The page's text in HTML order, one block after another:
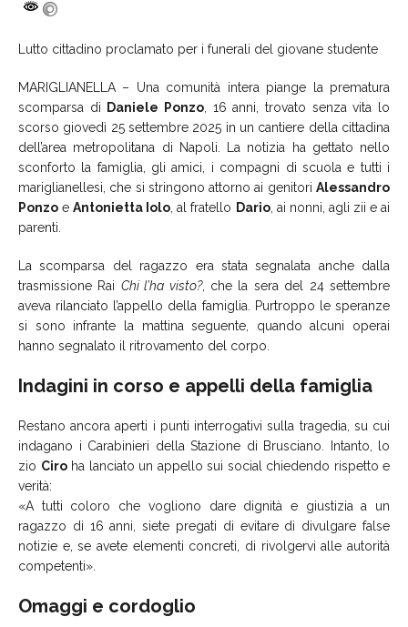
Lutto cittadino proclamato per i funerali del giovane studente
MARIGLIANELLA – Una comunità intera piange la prematura
scomparsa di
Daniele Ponzo , 16 anni, trovato senza vita lo
scorso giovedì 25 settembre 2025 in un cantiere della cittadina
dell’area metropolitana di Napoli. La notizia ha gettato nello
sconforto la famiglia, gli amici, i compagni di scuola e tutti i
mariglianellesi, che si stringono attorno ai genitori Alessandro
Ponzo eAntonietta Iolo , al fratello Dario, ai nonni, agli zii e ai
parenti.
La scomparsa del ragazzo era stata segnalata anche dalla
trasmissione Rai Chi l’ha visto?, che la sera del 24 settembre
aveva rilanciato l’appello della famiglia. Purtroppo le speranze
si sono infrante la mattina seguente, quando alcuni operai
hanno segnalato il ritrovamento del corpo.
Indagini in corso e appelli della famiglia
Restano ancora aperti i punti interrogativi sulla tragedia, su cui
indagano i Carabinieri della Stazione di Brusciano. Intanto, lo
zio Ciroha lanciato un appello sui social chiedendo rispetto e
verità:
«A tutti coloro che vogliono dare dignità e giustizia a un
ragazzo di 16 anni, siete pregati di evitare di divulgare false
notizie e, se avete elementi concreti, di rivolgervi alle autorità
competenti».
Omaggi e cordoglio